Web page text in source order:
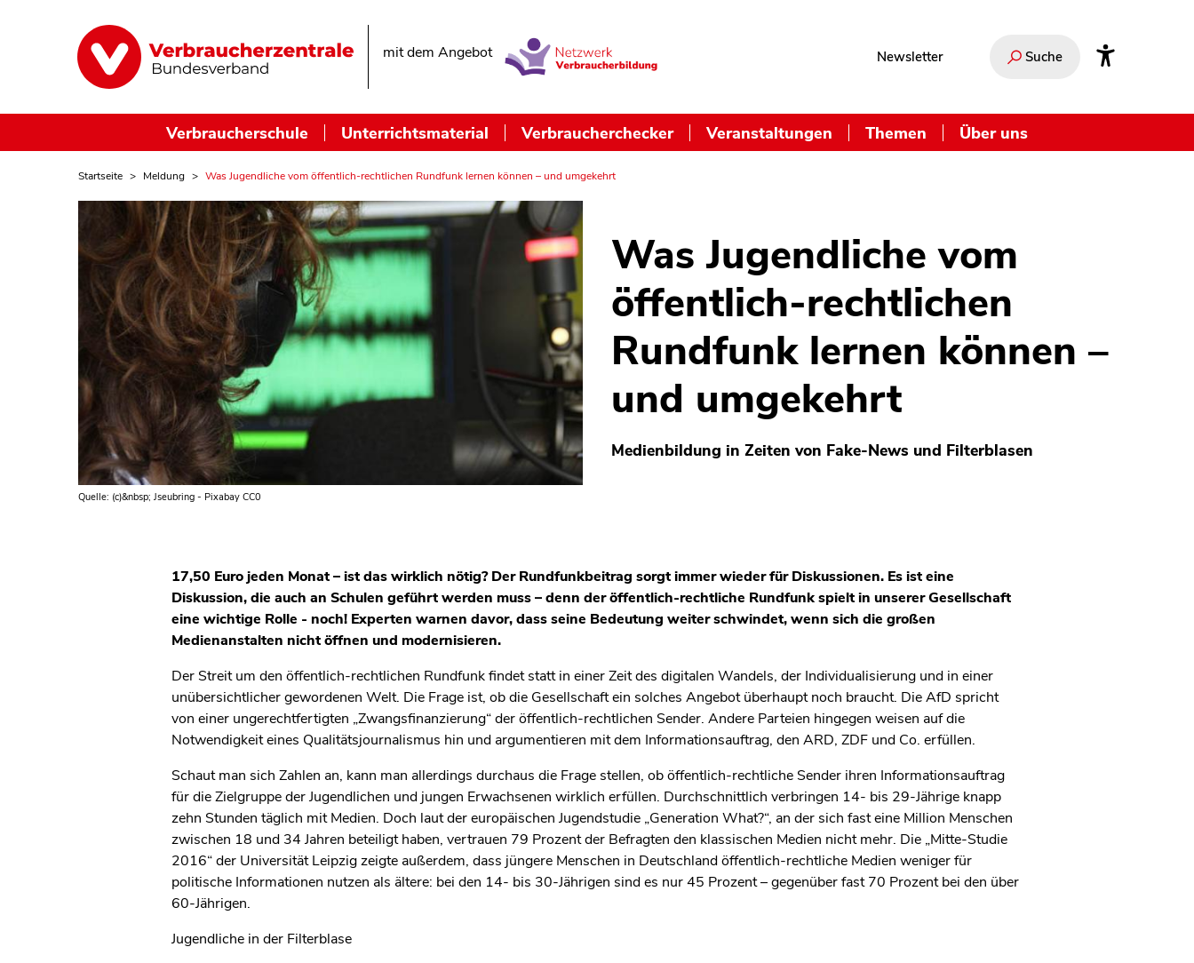
mit dem Angebot Newsletter Suche
Verbraucherschule Unterrichtsmaterial Verbraucherchecker Veranstaltungen Themen Über uns
Startseite Meldung Was Jugendliche vom öffentlich-rechtlichen Rundfunk lernen können – und umgekehrt
Quelle: (c)&nbsp; Jseubring - Pixabay CC0
Was Jugendliche vom
öffentlich-rechtlichen
Rundfunk lernen können –
und umgekehrt
Medienbildung in Zeiten von Fake-News und Filterblasen
17,50 Euro jeden Monat – ist das wirklich nötig? Der Rundfunkbeitrag sorgt immer wieder für Diskussionen. Es ist eine
Diskussion, die auch an Schulen geführt werden muss – denn der öffentlich-rechtliche Rundfunk spielt in unserer Gesellschaft
eine wichtige Rolle - noch! Experten warnen davor, dass seine Bedeutung weiter schwindet, wenn sich die großen
Medienanstalten nicht öffnen und modernisieren.
Der Streit um den öffentlich-rechtlichen Rundfunk findet statt in einer Zeit des digitalen Wandels, der Individualisierung und in einer
unübersichtlicher gewordenen Welt. Die Frage ist, ob die Gesellschaft ein solches Angebot überhaupt noch braucht. Die AfD spricht
von einer ungerechtfertigten „Zwangsfinanzierung“ der öffentlich-rechtlichen Sender. Andere Parteien hingegen weisen auf die
Notwendigkeit eines Qualitätsjournalismus hin und argumentieren mit dem Informationsauftrag, den ARD, ZDF und Co. erfüllen.
Schaut man sich Zahlen an, kann man allerdings durchaus die Frage stellen, ob öffentlich-rechtliche Sender ihren Informationsauftrag
für die Zielgruppe der Jugendlichen und jungen Erwachsenen wirklich erfüllen. Durchschnittlich verbringen 14- bis 29-Jährige knapp
zehn Stunden täglich mit Medien. Doch laut der europäischen Jugendstudie „Generation What?“, an der sich fast eine Million Menschen
zwischen 18 und 34 Jahren beteiligt haben, vertrauen 79 Prozent der Befragten den klassischen Medien nicht mehr. Die „Mitte-Studie
2016“ der Universität Leipzig zeigte außerdem, dass jüngere Menschen in Deutschland öffentlich-rechtliche Medien weniger für
politische Informationen nutzen als ältere: bei den 14- bis 30-Jährigen sind es nur 45 Prozent – gegenüber fast 70 Prozent bei den über
60-Jährigen.
Jugendliche in der Filterblase